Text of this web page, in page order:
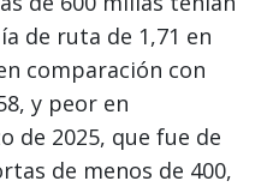
de ruta de 1,71 en
comparación con
y peor en
de 2025, que fue de
de menos de 400,